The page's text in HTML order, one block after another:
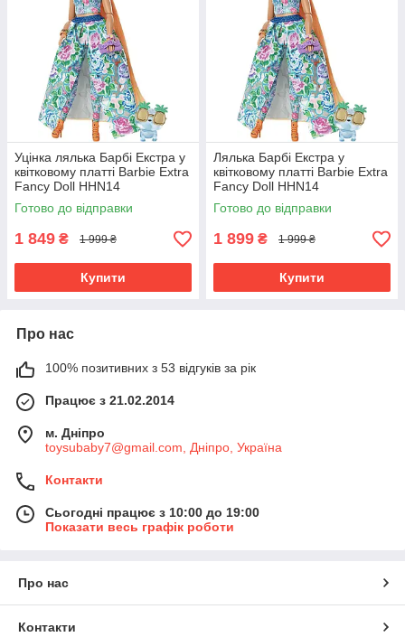
Уцінка лялька Барбі Екстра у
квітковому платті Barbie Extra
Fancy Doll HHN14
Готово до відправки
1 849 ₴ 1 999 ₴
Купити
Лялька Барбі Екстра у
квітковому платті Barbie Extra
Fancy Doll HHN14
Готово до відправки
1 899 ₴ 1 999 ₴
Купити
Про нас
100% позитивних з 53 відгуків за рік
Працює з 21.02.2014
м. Дніпро
toysubaby7@gmail.com, Дніпро, Україна
Контакти
Сьогодні працює з 10:00 до 19:00
Показати весь графік роботи
Про нас
Контакти